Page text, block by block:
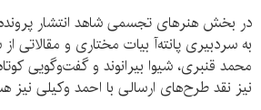
در بخش هنرهای تجسمی شاهد انتشار
به سردبیری پانته‌آ بیات مختاری و مقالاتی از
محمد قنبری، شیوا بیرانوند و گفت‌وگویی
نیز نقد طرح‌های ارسالی با احمد وکیلی نیز